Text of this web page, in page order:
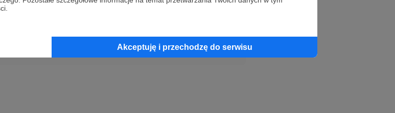
Akceptuję i przechodzę do serwisu
Zobacz profil autora